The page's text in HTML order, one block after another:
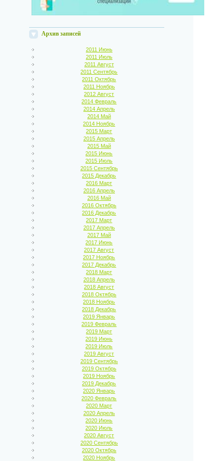
Архив записей
2011 Июнь
2011 Июль
2011 Август
2011 Сентябрь
2011 Октябрь
2011 Ноябрь
2012 Август
2014 Февраль
2014 Апрель
2014 Май
2014 Ноябрь
2015 Март
2015 Апрель
2015 Май
2015 Июнь
2015 Июль
2015 Сентябрь
2015 Декабрь
2016 Март
2016 Апрель
2016 Май
2016 Октябрь
2016 Декабрь
2017 Март
2017 Апрель
2017 Май
2017 Июнь
2017 Август
2017 Ноябрь
2017 Декабрь
2018 Март
2018 Апрель
2018 Август
2018 Октябрь
2018 Ноябрь
2018 Декабрь
2019 Январь
2019 Февраль
2019 Март
2019 Июнь
2019 Июль
2019 Август
2019 Сентябрь
2019 Октябрь
2019 Ноябрь
2019 Декабрь
2020 Январь
2020 Февраль
2020 Март
2020 Апрель
2020 Июнь
2020 Июль
2020 Август
2020 Сентябрь
2020 Октябрь
2020 Ноябрь